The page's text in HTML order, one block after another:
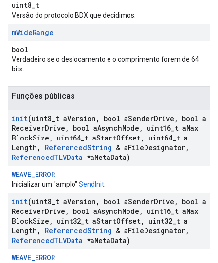
uint8_t
Versão do protocolo BDX que decidimos.
mWideRange
bool
Verdadeiro se o deslocamento e o comprimento forem de 64
bits.
Funções públicas
init(uint8 t aVersion , bool aSenderDrive ,
bool a
ReceiverDrive , bool aAsynchMode , uint16 t aMax
BlockSize , uint64 t aStartOffset, uint64 t a
Length , ReferencedString & aFileDesignator,
ReferencedTLVData *aMetaData)
WEAVE_ERROR
Inicializar um "amplo" SendInit
init(uint8 t aVersion , bool aSenderDrive ,
bool a
ReceiverDrive , bool aAsynchMode , uint16 t aMax
BlockSize , uint32 t aStartOffset, uint32 t a
Length , ReferencedString & aFileDesignator,
ReferencedTLVData *aMetaData)
WEAVE_ERROR